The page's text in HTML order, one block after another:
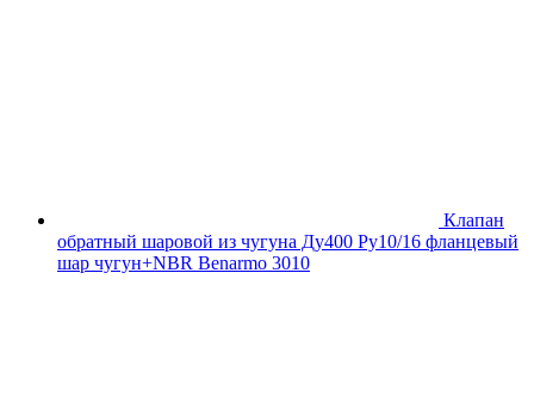
Клапан
обратный шаровой из чугуна Ду400 Ру10/16 фланцевый
шар чугун+NBR Benarmo 3010